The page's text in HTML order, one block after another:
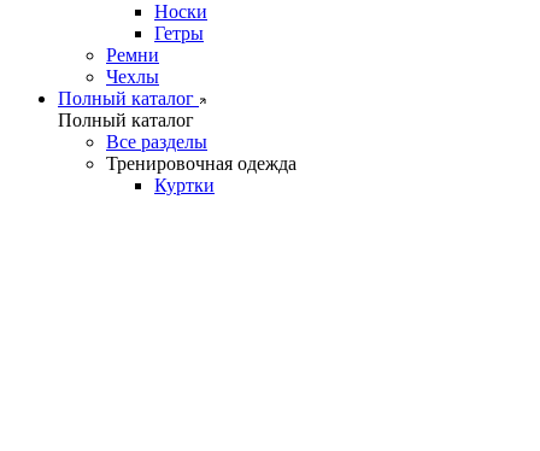
Носки
Гетры
Ремни
Чехлы
Полный каталог
Полный каталог
Все разделы
Тренировочная одежда
Куртки